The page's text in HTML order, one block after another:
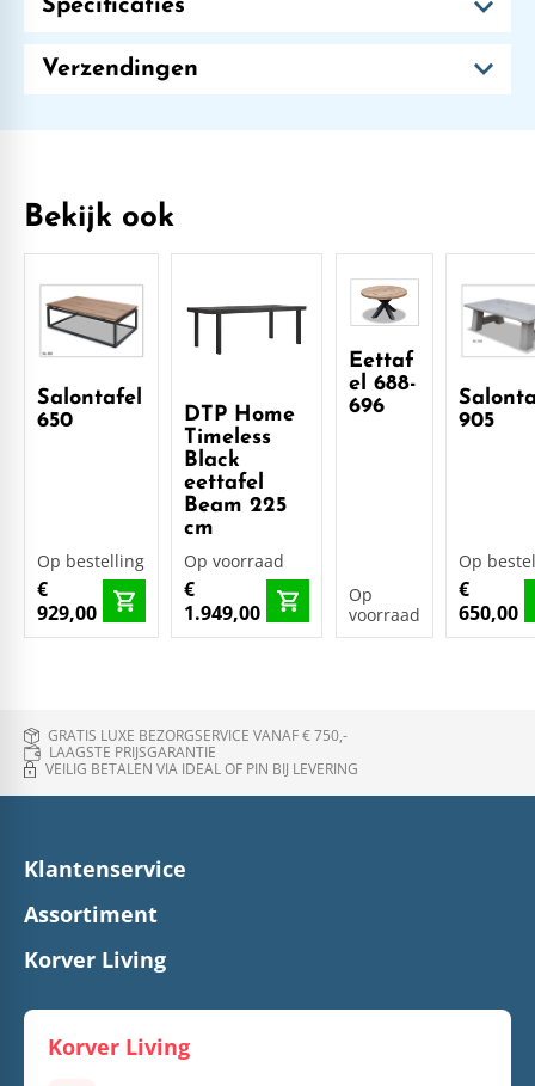
Specificaties
Verzendingen
Bekijk ook
Salontafel
650
Op bestelling
€
929,00
DTP Home
Timeless
Black
eettafel
Beam 225
cm
Op voorraad
€
1.949,00
Eettaf
el 688-
696
Op
voorraad
905
Op
€
650,00
GRATIS LUXE BEZORGSERVICE VANAF € 750,-
LAAGSTE PRIJSGARANTIE
VEILIG BETALEN VIA IDEAL OF PIN BIJ LEVERING
Klantenservice
Assortiment
Korver Living
Korver Living